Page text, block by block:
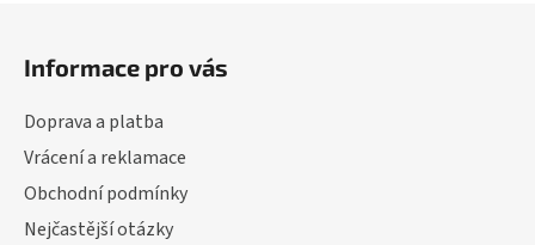
Informace pro vás
Doprava a platba
Vrácení a reklamace
Obchodní podmínky
Nejčastější otázky